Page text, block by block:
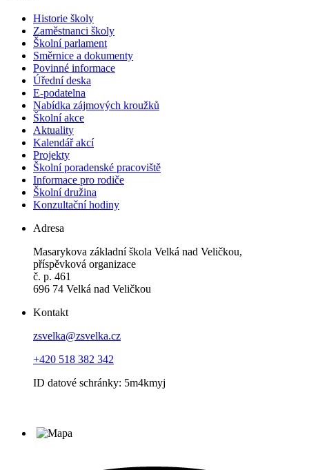
Historie školy
Zaměstnanci školy
Školní parlament
Směrnice a dokumenty
Povinné informace
Úřední deska
E-podatelna
Nabídka zájmových kroužků
Školní akce
Aktuality
Kalendář akcí
Projekty
Školní poradenské pracoviště
Informace pro rodiče
Školní družina
Konzultační hodiny
Adresa
Masarykova základní škola Velká nad Veličkou,
příspěvková organizace
č. p. 461
696 74 Velká nad Veličkou
Kontakt
zsvelka@zsvelka.cz
+420 518 382 342
ID datové schránky: 5m4kmyj